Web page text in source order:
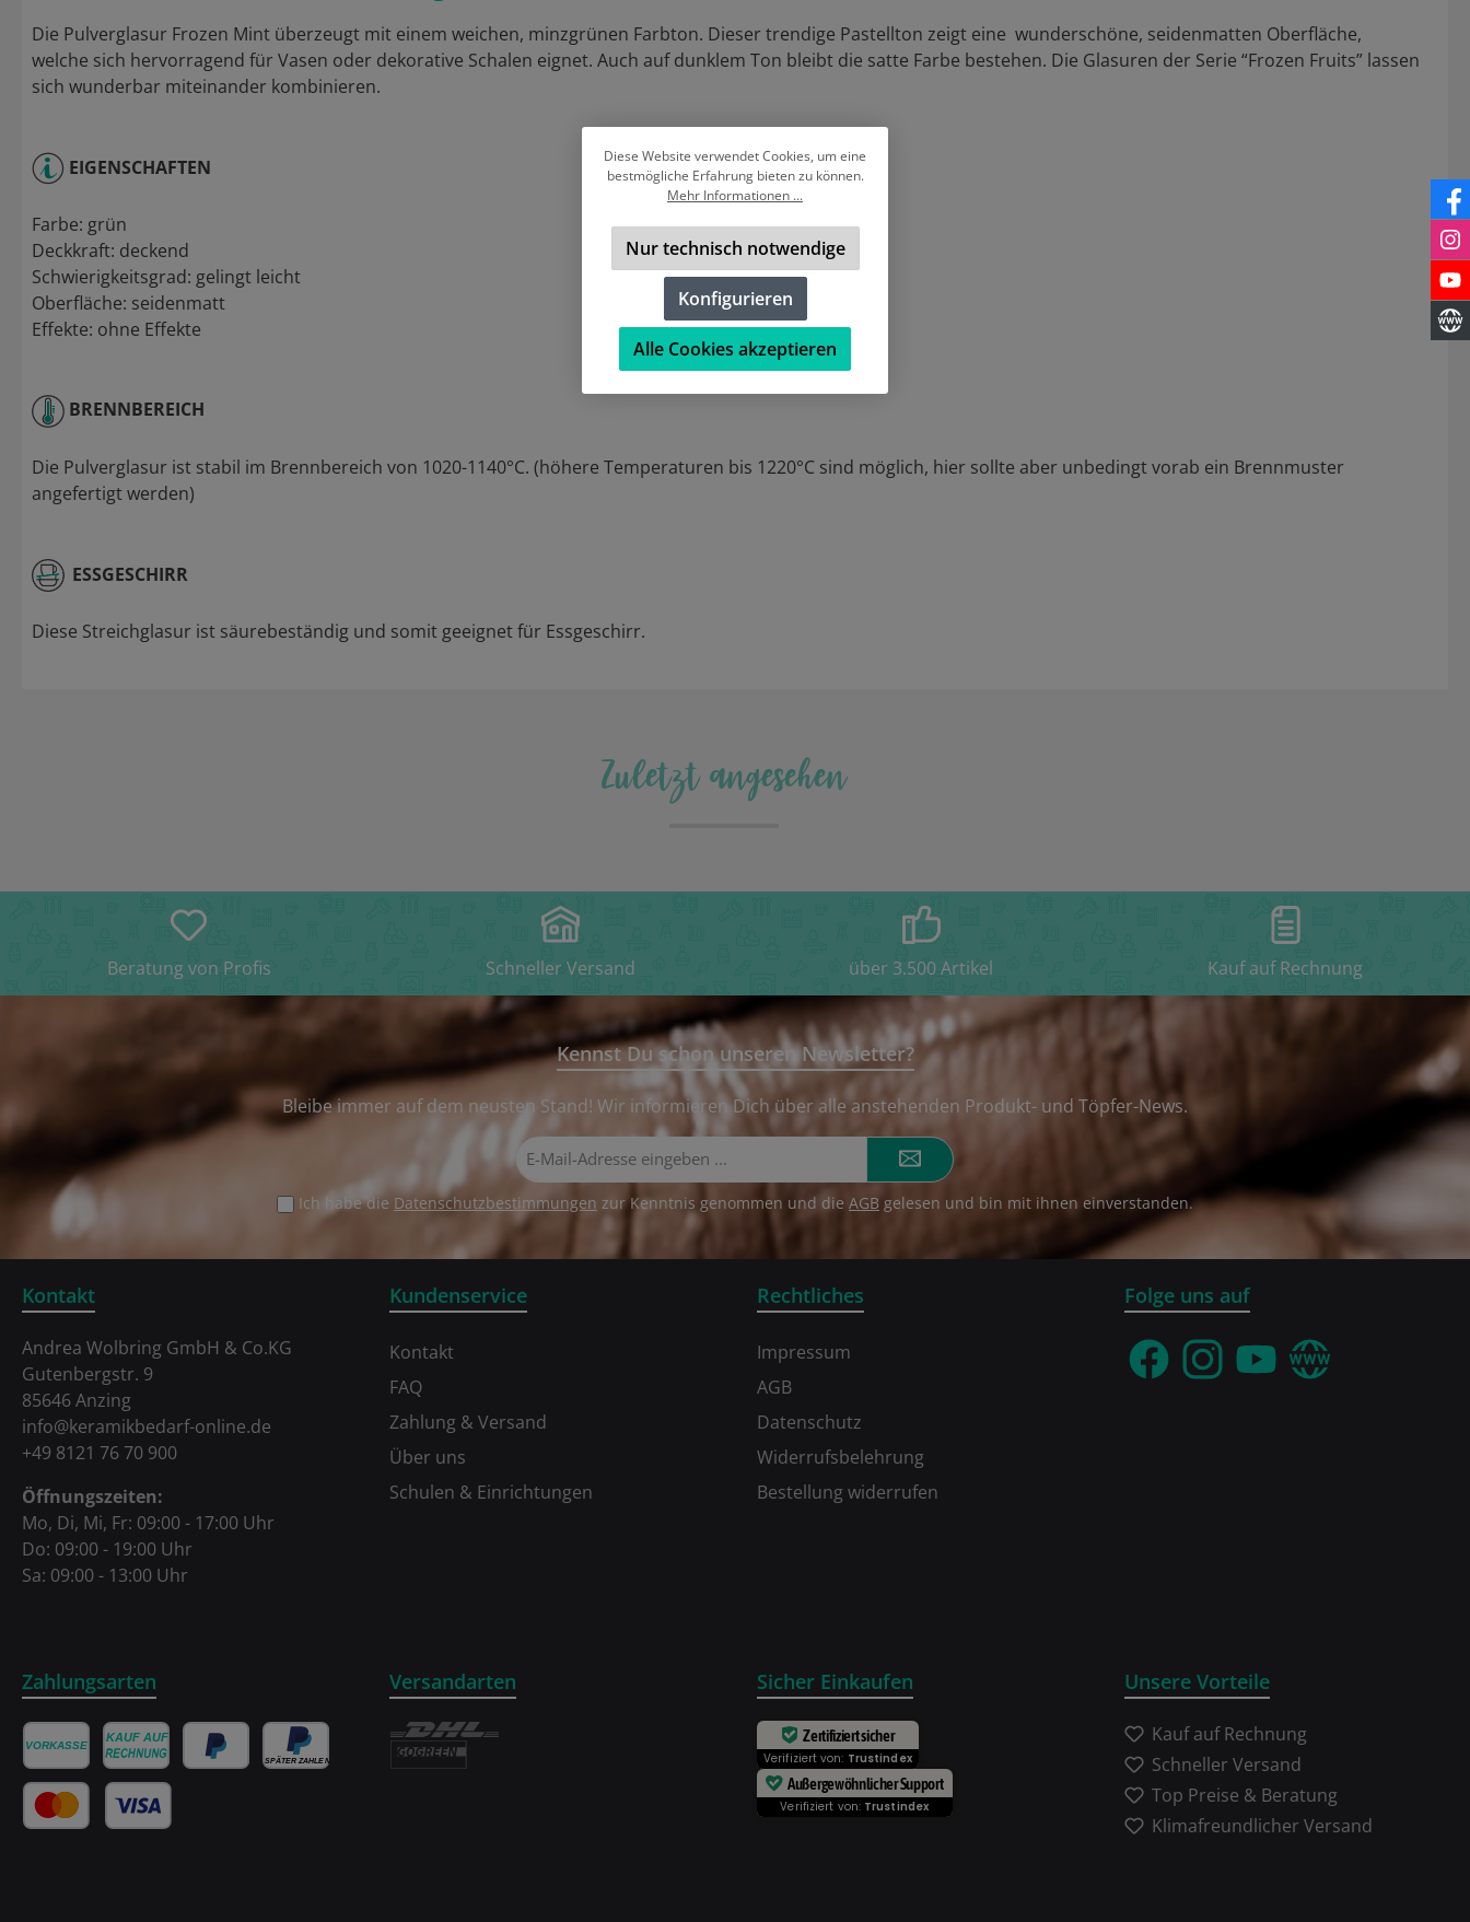
Die Pulverglasur Frozen Mint überzeugt mit einem weichen, minzgrünen Farbton. Dieser trendige Pastellton zeigt eine wunderschöne, seidenmatten Oberfläche,
welche sich hervorragend für Vasen oder dekorative Schalen eignet. Auch auf dunklem Ton bleibt die satte Farbe bestehen. Die Glasuren der Serie “Frozen Fruits” lassen
sich wunderbar miteinander kombinieren.
EIGENSCHAFTEN
Farbe: grün
Deckkraft: deckend
Schwierigkeitsgrad: gelingt leicht
Oberfläche: seidenmatt
Effekte: ohne Effekte
BRENNBEREICH
Die Pulverglasur ist stabil im Brennbereich von 1020-1140°C. (höhere Temperaturen bis 1220°C sind möglich, hier sollte aber unbedingt vorab ein Brennmuster
angefertigt werden)
ESSGESCHIRR
Diese Streichglasur ist säurebeständig und somit geeignet für Essgeschirr.
Zuletzt angesehen
Beratung von Profis Schneller Versand über 3.500 Artikel Kauf auf Rechnung
Kennst Du schon unseren Newsletter?
Bleibe immer auf dem neusten Stand! Wir informieren Dich über alle anstehenden Produkt- und Töpfer-News.
Mail-
Adresse*
Ich habe die Datenschutzbestimmungen zur Kenntnis genommen und die AGB gelesen und bin mit ihnen einverstanden.
Kundenservice
Kontakt
FAQ
Zahlung & Versand
Über uns
Schulen & Einrichtungen
Rechtliches
Impressum
AGB
Datenschutz
Widerrufsbelehrung
Bestellung widerrufen
Kontakt
Andrea Wolbring GmbH & Co.KG
Gutenbergstr. 9
85646 Anzing
info@keramikbedarf-online.de
+49 8121 76 70 900
Öffnungszeiten:
Mo, Di, Mi, Fr: 09:00 - 17:00 Uhr
Do: 09:00 - 19:00 Uhr
Sa: 09:00 - 13:00 Uhr
Zahlungsarten Versandarten Sicher Einkaufen
Zertifiziert sicher
Verifiziert von: Trustindex
Außergewöhnlicher Support
Verifiziert von: Trustindex
Folge uns auf
FacebookInstagramYouTubeWebseite
Unsere Vorteile
Kauf auf Rechnung
Schneller Versand
Top Preise & Beratung
Klimafreundlicher Versand
Diese Website verwendet Cookies, um eine
bestmögliche Erfahrung bieten zu können.
Mehr Informationen ...
Nur technisch notwendige
Konfigurieren
Alle Cookies akzeptieren